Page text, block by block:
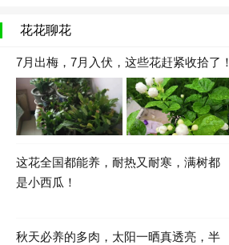
花花聊花
7月出梅，7月入伏，这些花赶紧收拾了！
这花全国都能养，耐热又耐寒，满树都
是小西瓜！
秋天必养的多肉，太阳一晒真透亮，半